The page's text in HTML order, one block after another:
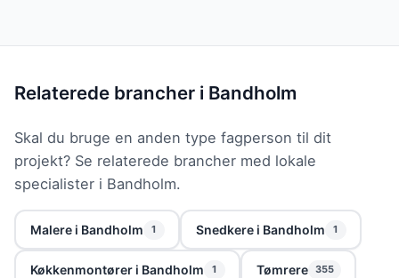
Relaterede brancher i Bandholm
Skal du bruge en anden type fagperson til dit
projekt? Se relaterede brancher med lokale
specialister i Bandholm.
Malere i Bandholm 1 Snedkere i Bandholm 1
Køkkenmontører i Bandholm 1 Tømrere 355